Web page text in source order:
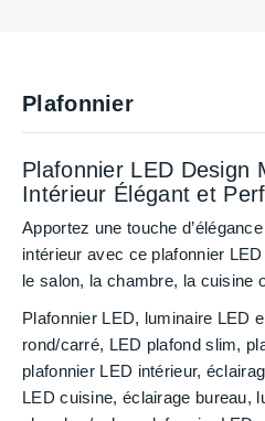
Plafonnier
Plafonnier LED Design
Intérieur Élégant et
Apportez une touche
intérieur avec ce plafonnier
le salon, la chambre, la cuisine
Plafonnier LED, luminaire LED
rond/carré, LED plafond slim,
plafonnier LED intérieur,
LED cuisine, éclairage bureau,